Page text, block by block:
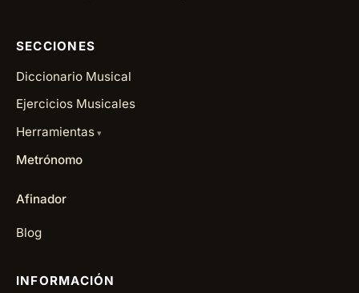
SECCIONES
Diccionario Musical
Ejercicios Musicales
Herramientas
Metrónomo
Afinador
Blog
INFORMACIÓN